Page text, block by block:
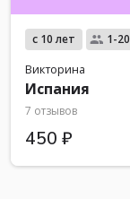
с 10 лет 1-20
Викторина
Испания
7 отзывов
450 ₽